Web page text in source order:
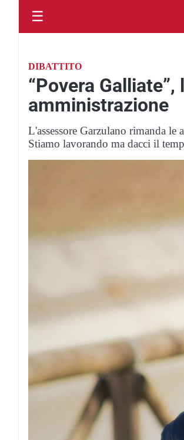
☰
DIBATTITO
“Povera
amministrazione
L'assessore Garzulano rimanda
Stiamo lavorando ma dacci il